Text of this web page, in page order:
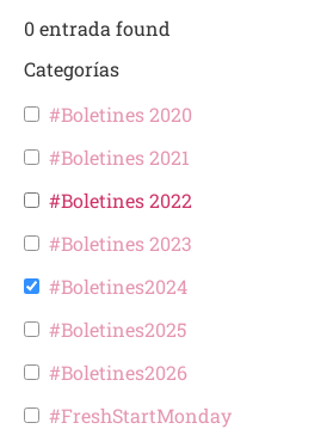
0entrada found
Categorías
#Boletines 2020
#Boletines 2021
#Boletines 2022
#Boletines 2023
#Boletines2024
#Boletines2025
#Boletines2026
#FreshStartMonday